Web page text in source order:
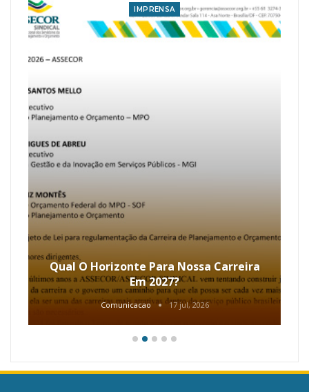
IMPRENSA
Qual O Horizonte Para Nossa Carreira
Em 2027?
Comunicacao 17 jul, 2026